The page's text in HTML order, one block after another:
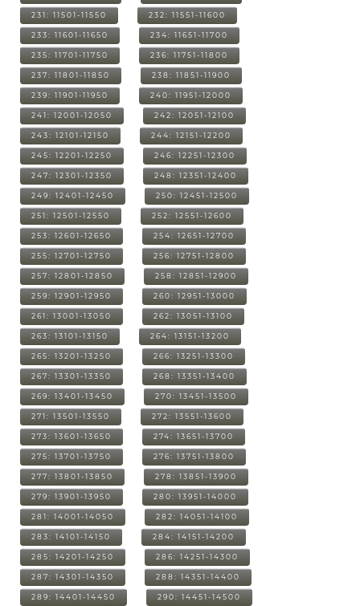
231: 11501-11550 232: 11551-11600
233: 11601-11650 234: 11651-11700
235: 11701-11750 236: 11751-11800
237: 11801-11850 238: 11851-11900
239: 11901-11950 240: 11951-12000
241: 12001-12050 242: 12051-12100
243: 12101-12150 244: 12151-12200
245: 12201-12250 246: 12251-12300
247: 12301-12350 248: 12351-12400
249: 12401-12450 250: 12451-12500
251: 12501-12550 252: 12551-12600
253: 12601-12650 254: 12651-12700
255: 12701-12750 256: 12751-12800
257: 12801-12850 258: 12851-12900
259: 12901-12950 260: 12951-13000
261: 13001-13050 262: 13051-13100
263: 13101-13150 264: 13151-13200
265: 13201-13250 266: 13251-13300
267: 13301-13350 268: 13351-13400
269: 13401-13450 270: 13451-13500
271: 13501-13550 272: 13551-13600
273: 13601-13650 274: 13651-13700
275: 13701-13750 276: 13751-13800
277: 13801-13850 278: 13851-13900
279: 13901-13950 280: 13951-14000
281: 14001-14050 282: 14051-14100
283: 14101-14150 284: 14151-14200
285: 14201-14250 286: 14251-14300
287: 14301-14350 288: 14351-14400
289: 14401-14450 290: 14451-14500